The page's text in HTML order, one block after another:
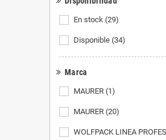
En stock (29)
Disponible (34)
Marca
MAURER (1)
MAURER (20)
WOLFPACK LINEA